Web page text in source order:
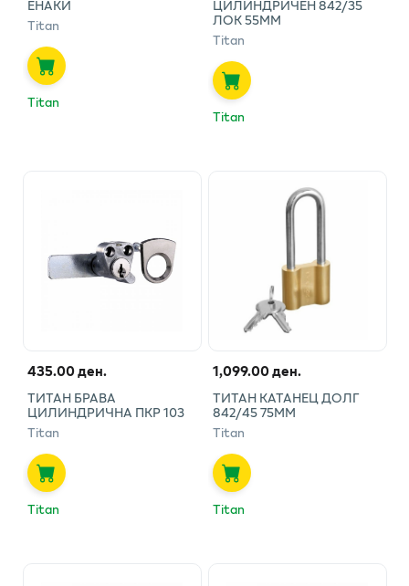
ЕНАКИ
Titan
Titan
ЦИЛИНДРИЧЕН 842/35
ЛОК 55ММ
Titan
Titan
435.00 ден.
ТИТАН БРАВА
ЦИЛИНДРИЧНА ПКР 103
Titan
Titan
1,099.00 ден.
ТИТАН КАТАНЕЦ ДОЛГ
842/45 75ММ
Titan
Titan